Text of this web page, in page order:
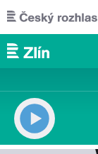
Přejít k hlavnímu